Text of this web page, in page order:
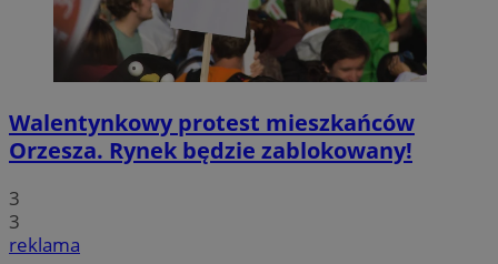
Walentynkowy protest mieszkańców
Orzesza. Rynek będzie zablokowany!
3
3
reklama